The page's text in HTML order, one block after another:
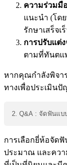
ความร่วมมื
แนะนำ (โด
รักษาเสร็จเ
การปรับแต่
ตามที่ทันตแ
หากคุณกำลังพิจา
ทางเพื่อประเมิน
2. Q&A : จัดฟันแ
การเลือกยี่ห้อจัด
ประมาณ และคว